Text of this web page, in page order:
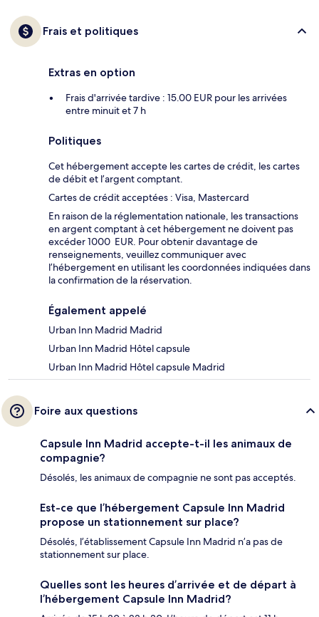
Frais et politiques
Extras en option
Frais d'arrivée tardive : 15.00 EUR pour les arrivées
entre minuit et 7 h
Politiques
Cet hébergement accepte les cartes de crédit, les cartes
de débit et l’argent comptant.
Cartes de crédit acceptées : Visa, Mastercard
En raison de la réglementation nationale, les transactions
en argent comptant à cet hébergement ne doivent pas
excéder 1000 EUR. Pour obtenir davantage de
renseignements, veuillez communiquer avec
l’hébergement en utilisant les coordonnées indiquées dans
la confirmation de la réservation.
Également appelé
Urban Inn Madrid Madrid
Urban Inn Madrid Hôtel capsule
Urban Inn Madrid Hôtel capsule Madrid
Foire aux questions
Capsule Inn Madrid accepte-t-il les animaux de
compagnie?
Désolés, les animaux de compagnie ne sont pas acceptés.
Est-ce que l’hébergement Capsule Inn Madrid
propose un stationnement sur place?
Désolés, l’établissement Capsule Inn Madrid n’a pas de
stationnement sur place.
Quelles sont les heures d’arrivée et de départ à
l’hébergement Capsule Inn Madrid?